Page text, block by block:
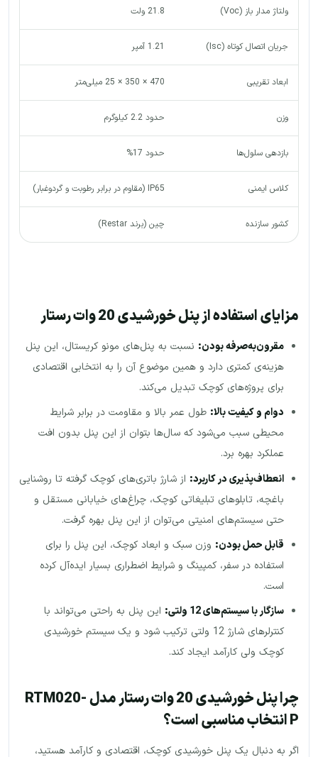
ولتاژ مدار باز (Voc) 21.8 ولت
جریان اتصال کوتاه (Isc) 1.21 آمپر
ابعاد تقریبی 470 × 350 × 25 میلی‌متر
وزن حدود 2.2 کیلوگرم
بازدهی سلول‌ها حدود 17%
کلاس ایمنی IP65 (مقاوم در برابر رطوبت و گردوغبار)
کشور سازنده چین (برند Restar)
مزایای استفاده از پنل خورشیدی 20 وات رستار
مقرون‌به‌صرفه بودن: نسبت به پنل‌های مونو کریستال، این پنل
هزینه‌ی کمتری دارد و همین موضوع آن را به انتخابی اقتصادی
برای پروژه‌های کوچک تبدیل می‌کند.
دوام و کیفیت بالا: طول عمر بالا و مقاومت در برابر شرایط
محیطی سبب می‌شود که سال‌ها بتوان از این پنل بدون افت
عملکرد بهره برد.
انعطاف‌پذیری در کاربرد: از شارژ باتری‌های کوچک گرفته تا روشنایی
باغچه، تابلوهای تبلیغاتی کوچک، چراغ‌های خیابانی مستقل و
حتی سیستم‌های امنیتی می‌توان از این پنل بهره گرفت.
قابل حمل بودن: وزن سبک و ابعاد کوچک، این پنل را برای
استفاده در سفر، کمپینگ و شرایط اضطراری بسیار ایده‌آل کرده
است.
سازگار با سیستم‌های 12 ولتی
: این پنل به راحتی می‌تواند با
کنترلرهای شارژ 12 ولتی ترکیب شود و یک سیستم خورشیدی
کوچک ولی کارآمد ایجاد کند.
چرا پنل خورشیدی 20 وات رستار مدل RTM020-
P انتخاب مناسبی است؟
اگر به دنبال یک پنل خورشیدی کوچک، اقتصادی و کارآمد هستید،